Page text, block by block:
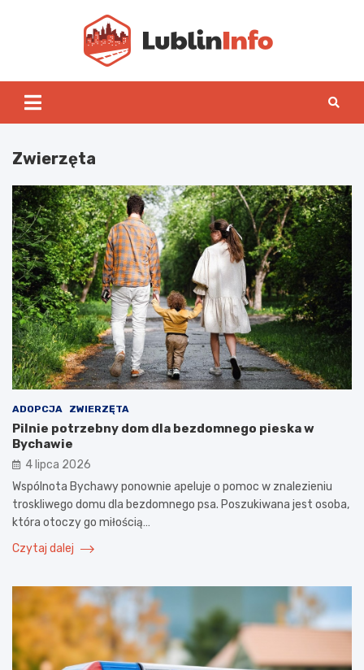
Zwierzęta
ADOPCJA ZWIERZĘTA
Pilnie potrzebny dom dla bezdomnego pieska w
Bychawie
4 lipca 2026
Wspólnota Bychawy ponownie apeluje o pomoc w znalezieniu
troskliwego domu dla bezdomnego psa. Poszukiwana jest osoba,
która otoczy go miłością…
Czytaj dalej